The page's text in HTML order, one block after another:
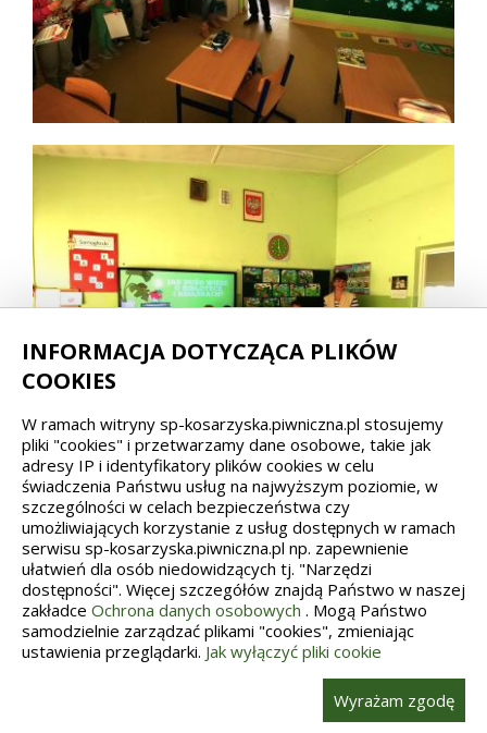
INFORMACJA DOTYCZĄCA PLIKÓW
COOKIES
W ramach witryny sp-kosarzyska.piwniczna.pl stosujemy
pliki "cookies" i przetwarzamy dane osobowe, takie jak
adresy IP i identyfikatory plików cookies w celu
świadczenia Państwu usług na najwyższym poziomie, w
szczególności w celach bezpieczeństwa czy
umożliwiających korzystanie z usług dostępnych w ramach
serwisu sp-kosarzyska.piwniczna.pl np. zapewnienie
ułatwień dla osób niedowidzących tj. "Narzędzi
dostępności". Więcej szczegółów znajdą Państwo w naszej
zakładce Ochrona danych osobowych . Mogą Państwo
samodzielnie zarządzać plikami "cookies", zmieniając
ustawienia przeglądarki. Jak wyłączyć pliki cookie
Wyrażam zgodę